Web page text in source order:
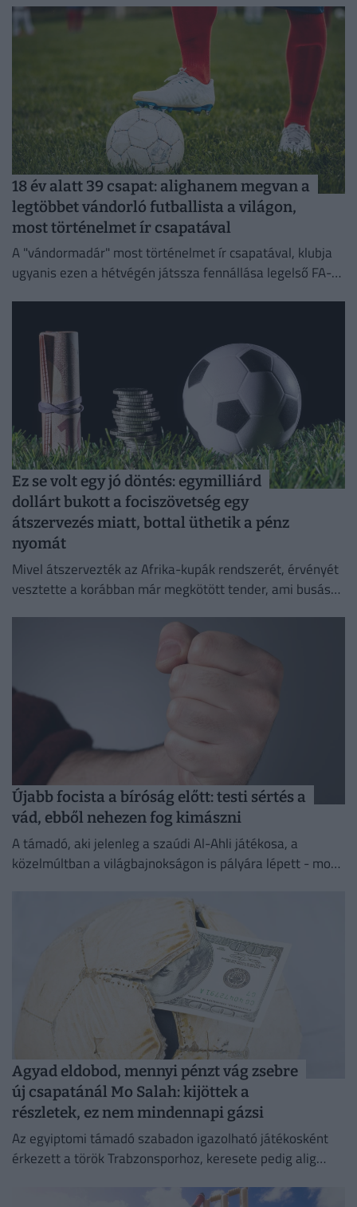
18 év alatt 39 csapat: alighanem megvan a
legtöbbet vándorló futballista a világon,
most történelmet ír csapatával
A "vándormadár" most történelmet ír csapatával, klubja
ugyanis ezen a hétvégén játssza fennállása legelső FA-
Ez se volt egy jó döntés: egymilliárd
dollárt bukott a fociszövetség egy
átszervezés miatt, bottal üthetik a pénz
nyomát
Mivel átszervezték az Afrika-kupák rendszerét, érvényét
vesztette a korábban már megkötött tender, ami busás
Újabb focista a bíróság előtt: testi sértés a
vád, ebből nehezen fog kimászni
A támadó, aki jelenleg a szaúdi Al-Ahli játékosa, a
közelmúltban a világbajnokságon is pályára lépett - most
Agyad eldobod, mennyi pénzt vág zsebre
új csapatánál Mo Salah: kijöttek a
részletek, ez nem mindennapi gázsi
Az egyiptomi támadó szabadon igazolható játékosként
érkezett a török Trabzonsporhoz, keresete pedig alig